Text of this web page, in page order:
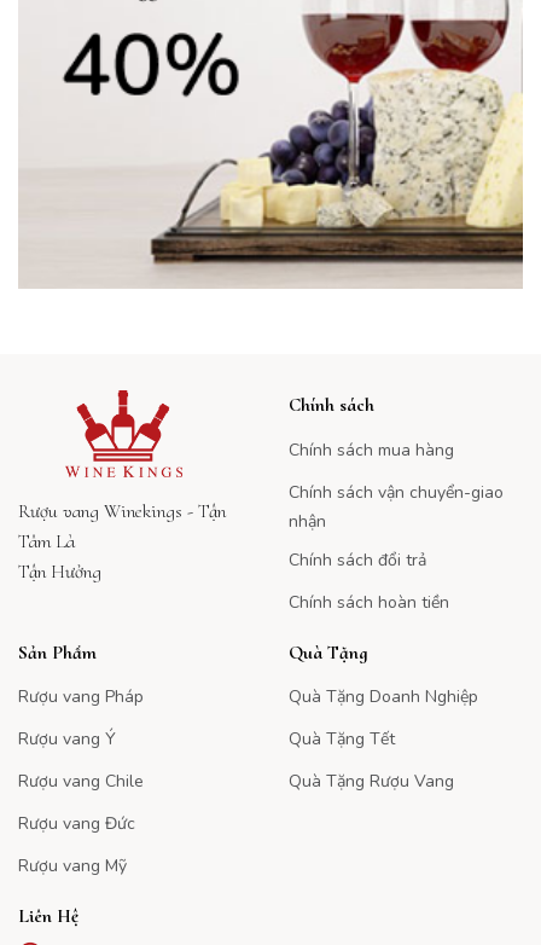
Rượu vang Winekings - Tận
Tâm Là
Tận Hưởng
Chính sách
Chính sách mua hàng
Chính sách vận chuyển-giao
nhận
Chính sách đổi trả
Chính sách hoàn tiền
Sản Phẩm
Rượu vang Pháp
Rượu vang Ý
Rượu vang Chile
Rượu vang Đức
Rượu vang Mỹ
Quà Tặng
Quà Tặng Doanh Nghiệp
Quà Tặng Tết
Quà Tặng Rượu Vang
Liên Hệ